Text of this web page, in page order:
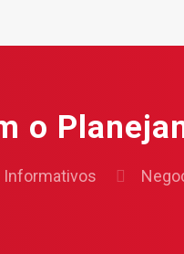
o
Informativos